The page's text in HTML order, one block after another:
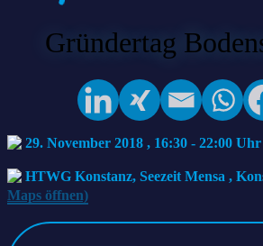
Gründertag
29. November 2018 , 16:30 - 22:00
HTWG Konstanz, Seezeit Mensa ,
Maps öffnen)